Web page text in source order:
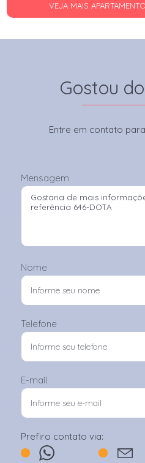
VEJA MAIS
Gostou
Entre em contato
Mensagem
Nome
Telefone
E-mail
Prefiro contato via: